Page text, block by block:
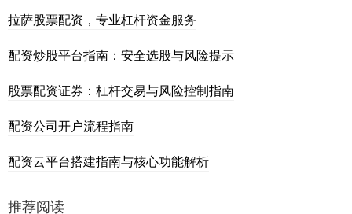
拉萨股票配资，专业杠杆资金服务
配资炒股平台指南：安全选股与风险提示
股票配资证券：杠杆交易与风险控制指南
配资公司开户流程指南
配资云平台搭建指南与核心功能解析
推荐阅读